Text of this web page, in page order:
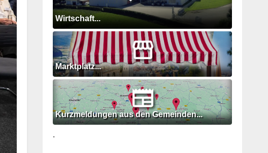
Wirtschaft...
Marktplatz...
Kurzmeldungen aus den Gemeinden...
.